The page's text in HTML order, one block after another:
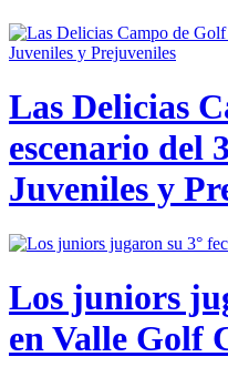
Las Delicias
escenario del
Juveniles y
Los juniors
en Valle Golf